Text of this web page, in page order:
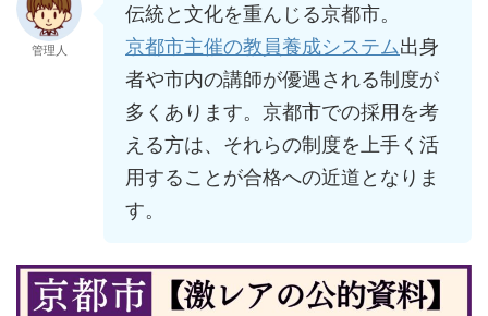
管理人
伝統と文化を重んじる京都市。
京都市主催の教員養成システム出身
者や市内の講師が優遇される制度が
多くあります。京都市での採用を考
える方は、それらの制度を上手く活
用することが合格への近道となりま
す。